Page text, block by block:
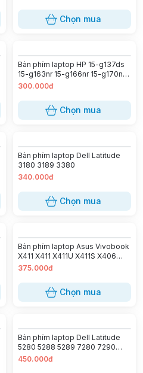
Chọn mua
Bàn phím laptop HP 15-g137ds
15-g163nr 15-g166nr 15-g170nr
15-g173wm
300.000đ
Chọn mua
Bàn phím laptop Dell Latitude
3180 3189 3380
340.000đ
Chọn mua
Bàn phím laptop Asus Vivobook
X411 X411 X411U X411S X406
A411 F411, S14 S410 S410U
S4100 S4200
375.000đ
Chọn mua
Bàn phím laptop Dell Latitude
5280 5288 5289 7280 7290
7380 7390 (CÓ ĐÈN)
450.000đ